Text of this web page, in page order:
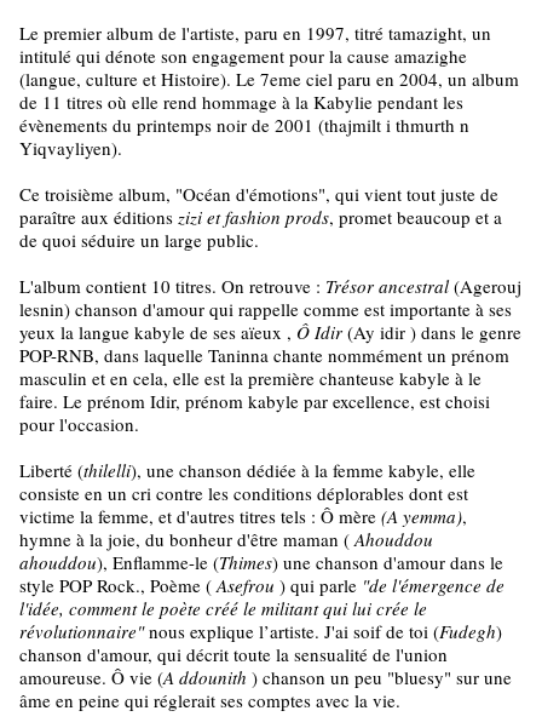
Le premier album de l'artiste, paru en 1997, titré tamazight, un
intitulé qui dénote son engagement pour la cause amazighe
(langue, culture et Histoire). Le 7eme ciel paru en 2004, un album
de 11 titres où elle rend hommage à la Kabylie pendant les
évènements du printemps noir de 2001 (thajmilt i thmurth n
Yiqvayliyen).
Ce troisième album, "Océan d'émotions", qui vient tout juste de
paraître aux éditions zizi et fashion prods, promet beaucoup et a
de quoi séduire un large public.
L'album contient 10 titres. On retrouve : Trésor ancestral (Agerouj
lesnin) chanson d'amour qui rappelle comme est importante à ses
yeux la langue kabyle de ses aïeux , Ô Idir (Ay idir ) dans le genre
POP-RNB, dans laquelle Taninna chante nommément un prénom
masculin et en cela, elle est la première chanteuse kabyle à le
faire. Le prénom Idir, prénom kabyle par excellence, est choisi
pour l'occasion.
Liberté (thilelli), une chanson dédiée à la femme kabyle, elle
consiste en un cri contre les conditions déplorables dont est
victime la femme, et d'autres titres tels : Ô mère (A yemma),
hymne à la joie, du bonheur d'être maman (Ahouddou
ahouddou), Enflamme-le (Thimes) une chanson d'amour dans le
style POP Rock., Poème (Asefrou ) qui parle "de l'émergence de
l'idée, comment le poète créé le militant qui lui crée le
révolutionnaire"nous explique l’artiste. J'ai soif de toi (Fudegh)
chanson d'amour, qui décrit toute la sensualité de l'union
amoureuse. Ô vie (A ddounith ) chanson un peu "bluesy" sur une
âme en peine qui réglerait ses comptes avec la vie.